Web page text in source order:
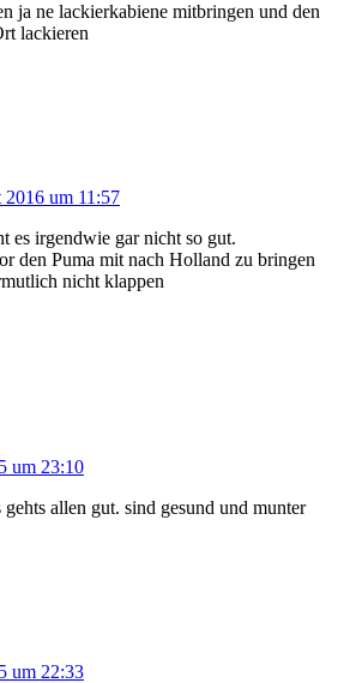
ja ne lackierkabiene mitbringen und den
lackieren
2016 um 11:57
es irgendwie gar nicht so gut.
den Puma mit nach Holland zu bringen
nicht klappen
um 23:10
gehts allen gut. sind gesund und munter
um 22:33